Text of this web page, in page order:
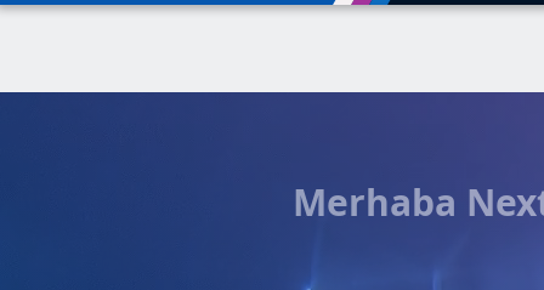
Merhaba